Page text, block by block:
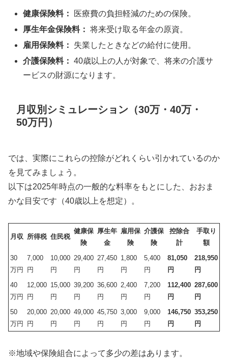
健康保険料：
医療費の負担軽減のための保険。
厚生年金保険料： 将来受け取る年金の原資。
雇用保険料：
失業したときなどの給付に使用。
介護保険料： 40歳以上の人が対象で、将来の介護サ
ービスの財源になります。
月収別シミュレーション（30万・40万・
50万円）
では、実際にこれらの控除がどれくらい引かれているのか
を見てみましょう。
以下は2025年時点の一般的な料率をもとにした、おおま
かな目安です（40歳以上を想定）。
月収 所得税 住民税
健康保
険
厚生年
金
雇用保
険
介護保
険
控除合
計
手取り
額
30
万円
7,000
円
10,000
円
29,400
円
27,450
円
1,800
円
5,400
円
81,050
円
218,950
円
40
万円
12,000
円
15,000
円
39,200
円
36,600
円
2,400
円
7,200
円
112,400
円
287,600
円
50
万円
20,000
円
20,000
円
49,000
円
45,750
円
3,000
円
9,000
円
146,750
円
353,250
円
※地域や保険組合によって多少の差はあります。